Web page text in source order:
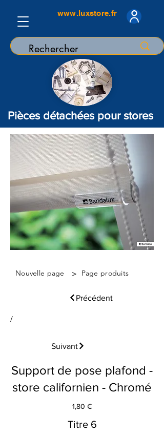
www.luxstore.fr
Pièces détachées pour stores
Nouvelle page > Page produits
Précédent
/
Suivant
Support de pose plafond -
store californien - Chromé
1,80 €
Titre 6